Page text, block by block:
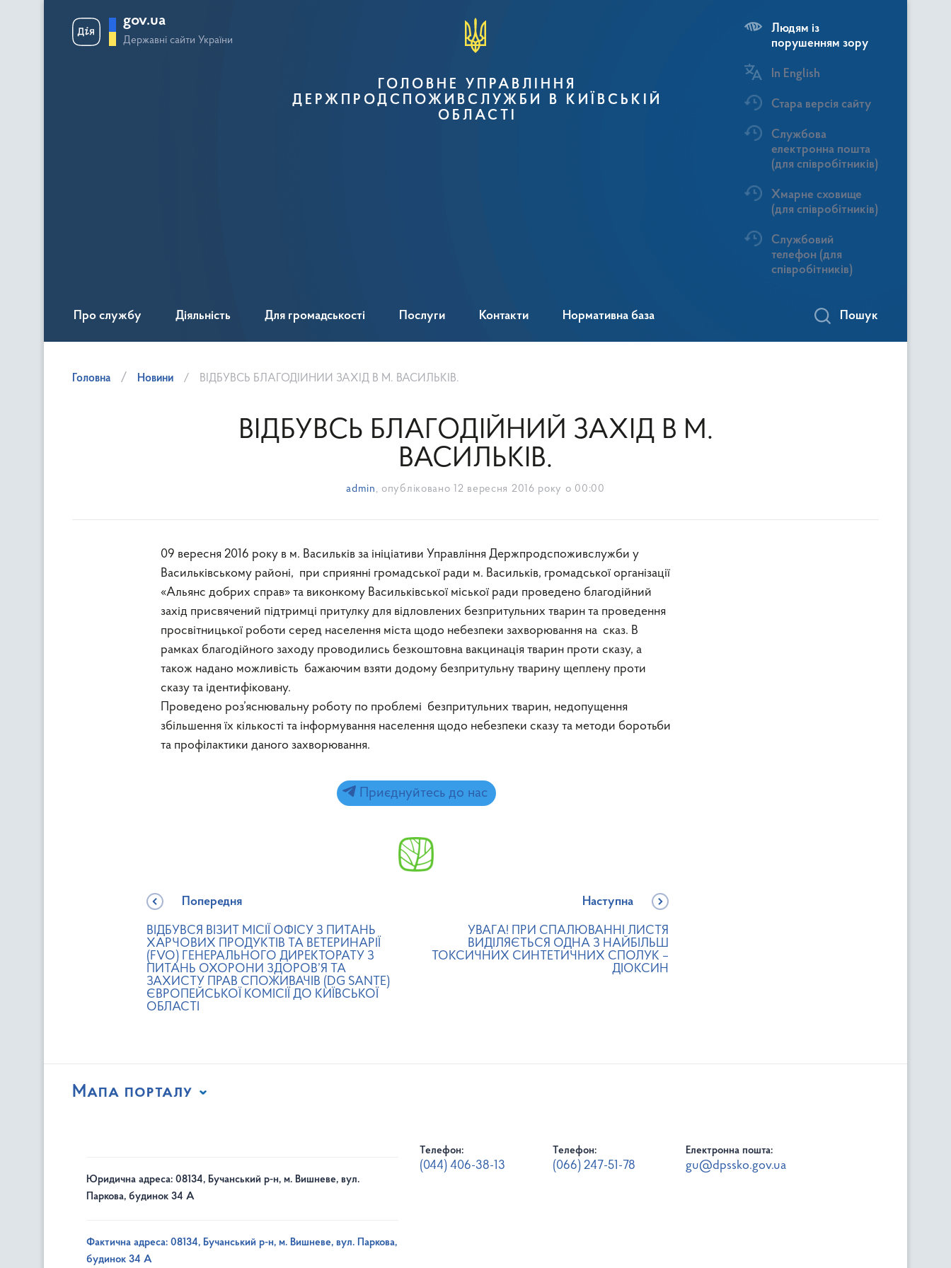
gov.ua
Державні сайти України
ГОЛОВНЕ УПРАВЛІННЯ
ДЕРЖПРОДСПОЖИВСЛУЖБИ В КИЇВСЬКІЙ
ОБЛАСТІ
Людям із
порушенням зору
In English
Стара версія сайту
Службова
електронна пошта
(для співробітників)
Хмарне сховище
(для співробітників)
Службовий
телефон (для
співробітників)
Про службу Діяльність Для громадськості Послуги Контакти Нормативна база Пошук
Головна Новини ВІДБУВСЬ БЛАГОДІЙНИЙ ЗАХІД В М. ВАСИЛЬКІВ.
ВІДБУВСЬ БЛАГОДІЙНИЙ ЗАХІД В М.
ВАСИЛЬКІВ.
admin , опубліковано 12 вересня 2016 року о 00:00
09 вересня 2016 року в м. Васильків за ініціативи Управління Держпродспоживслужби у
Васильківському районі, при сприянні громадської ради м. Васильків, громадської організації
«Альянс добрих справ» та виконкому Васильківської міської ради проведено благодійний
захід присвячений підтримці притулку для відловлених безпритульних тварин та проведення
просвітницької роботи серед населення міста щодо небезпеки захворювання на сказ. В
рамках благодійного заходу проводились безкоштовна вакцинація тварин проти сказу, а
також надано можливість бажаючим взяти додому безпритульну тварину щеплену проти
сказу та ідентифіковану.
Проведено роз’яснювальну роботу по проблемі безпритульних тварин, недопущення
збільшення їх кількості та інформування населення щодо небезпеки сказу та методи боротьби
та профілактики даного захворювання.
Приєднуйтесь до нас
Попередня
ВІДБУВСЯ ВІЗИТ МІСІЇ ОФІСУ З ПИТАНЬ
ХАРЧОВИХ ПРОДУКТІВ ТА ВЕТЕРИНАРІЇ
(FVO) ГЕНЕРАЛЬНОГО ДИРЕКТОРАТУ З
ПИТАНЬ ОХОРОНИ ЗДОРОВ’Я ТА
ЗАХИСТУ ПРАВ СПОЖИВАЧІВ (DG SANTE)
ЄВРОПЕЙСЬКОЇ КОМІСІЇ ДО КИЇВСЬКОЇ
ОБЛАСТІ
Наступна
УВАГА! ПРИ СПАЛЮВАННІ ЛИСТЯ
ВИДІЛЯЄТЬСЯ ОДНА З НАЙБІЛЬШ
ТОКСИЧНИХ СИНТЕТИЧНИХ СПОЛУК –
ДІОКСИН
Мапа порталу
Юридична адреса: 08134, Бучанський р-н, м. Вишневе, вул.
Паркова, будинок 34 А
Фактична адреса: 08134, Бучанський р-н, м. Вишневе, вул. Паркова,
будинок 34 А
Телефон:
(044) 406-38-13
Телефон:
(066) 247-51-78
Електронна пошта:
gu@dpssko.gov.ua